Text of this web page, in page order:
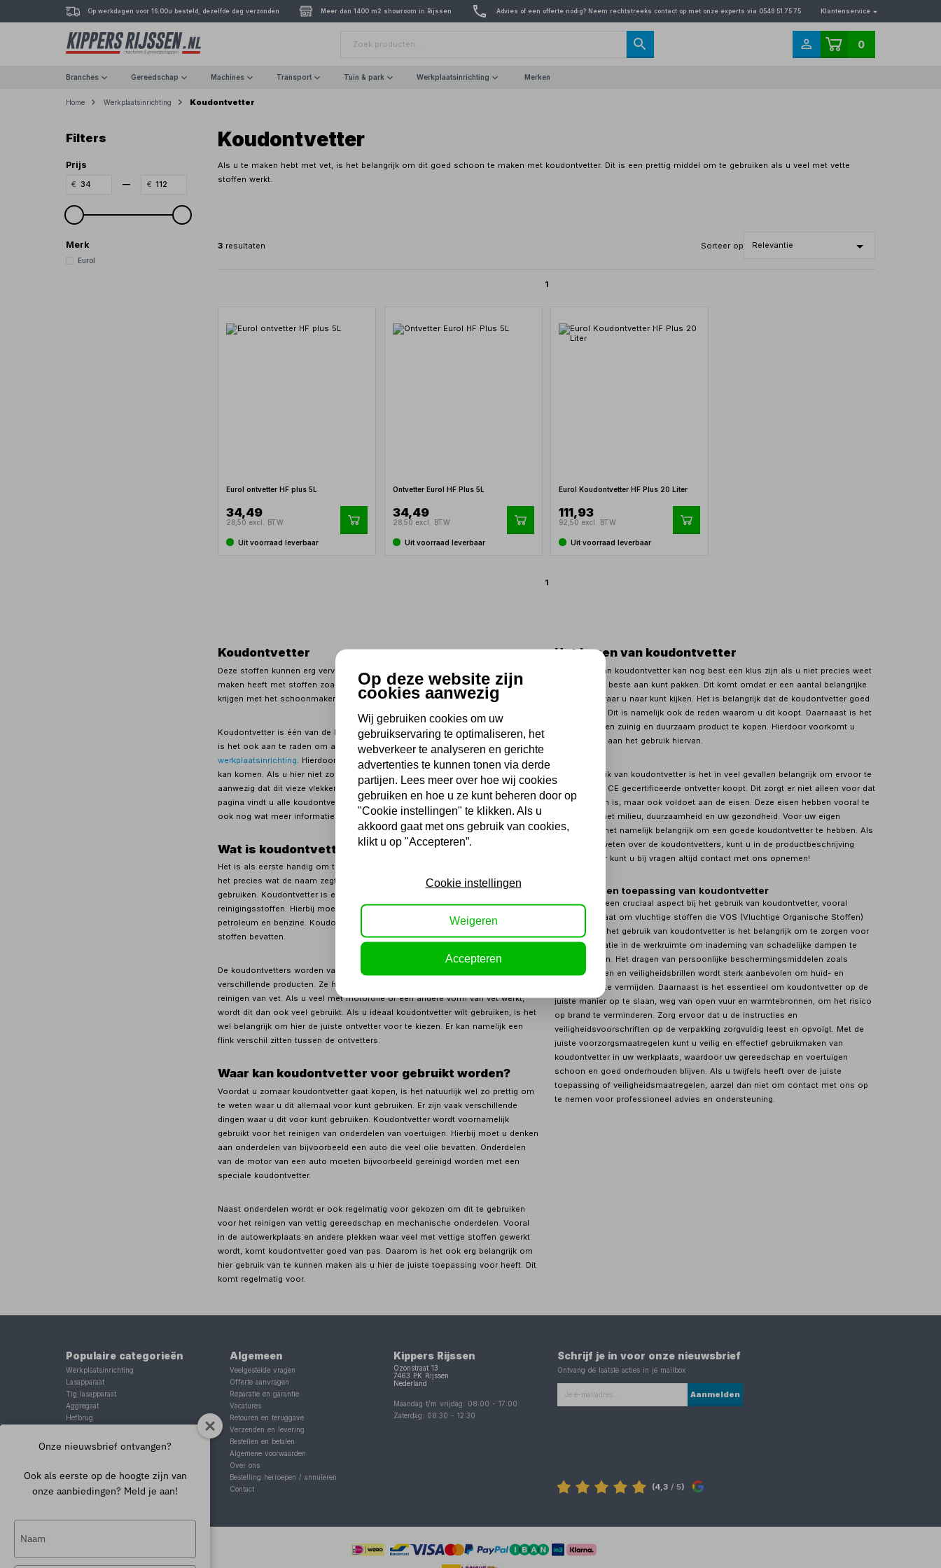
Op werkdagen voor 16.00u besteld, dezelfde dag verzonden Meer dan 1400 m2 showroom in Rijssen Advies of een offerte nodig? Neem rechtstreeks contact op met onze experts via 0548 51 75 75 Klantenservice
0
Branches Gereedschap Machines Transport Tuin & park Werkplaatsinrichting Merken
Home Werkplaatsinrichting Koudontvetter
Filters
Prijs
—
Merk
Eurol
Koudontvetter
Als u te maken hebt met vet, is het belangrijk om dit goed schoon te maken met koudontvetter. Dit is een prettig middel om te gebruiken als u veel met vette
stoffen werkt.
3 resultaten
1
Sorteer op
Eurol ontvetter HF plus 5L
34,49
28,50 excl. BTW
Uit voorraad leverbaar
Ontvetter Eurol HF Plus 5L
34,49
28,50 excl. BTW
Uit voorraad leverbaar
Eurol Koudontvetter HF Plus 20 Liter
111,93
92,50 excl. BTW
Uit voorraad leverbaar
1
Koudontvetter
Deze stoffen kunnen erg vervelend zijn om schoon te krijgen. Vooral als u te
maken heeft met stoffen zoals olie, is de kans groot dat u problemen kunt
krijgen met het schoonmaken van deze stoffen.
Koudontvetter is één van de beste manieren om van vet af te komen. Daarom
is het ook aan te raden om altijd koudontvetter te hebben in uw
werkplaatsinrichting . Hierdoor weet u zeker dat u altijd van de olie en het vet af
kan komen. Als u hier niet zo snel mogelijk vanaf komt, is de kans namelijk
aanwezig dat dit vieze vlekken worden die lastig te verwijderen zijn. Op deze
pagina vindt u alle koudontvetter die bij te bieden hebben. Verder vindt u hier
ook nog wat meer informatie over koudontvetter.
Wat is koudontvetter?
Het is als eerste handig om te weten wat koudontvetter precies is. Eigenlijk is
het precies wat de naam zegt. Het is namelijk een ontvetter die u koud kunt
gebruiken. Koudontvetter is eigenlijk een verzamelnaam voor vluchtige
reinigingsstoffen. Hierbij moet u denken aan stoffen zoals wasbenzine,
petroleum en benzine. Koudontvetters zijn stoffen die vluchtig zijn en VOS
stoffen bevatten.
De koudontvetters worden vaak gebruikt voor het schoonmaken van
verschillende producten. Ze hebben deze naam omdat ze erg goed zijn in het
reinigen van vet. Als u veel met motorolie of een andere vorm van vet werkt,
wordt dit dan ook veel gebruikt. Als u ideaal koudontvetter wilt gebruiken, is het
wel belangrijk om hier de juiste ontvetter voor te kiezen. Er kan namelijk een
flink verschil zitten tussen de ontvetters.
Waar kan koudontvetter voor gebruikt worden?
Voordat u zomaar koudontvetter gaat kopen, is het natuurlijk wel zo prettig om
te weten waar u dit allemaal voor kunt gebruiken. Er zijn vaak verschillende
dingen waar u dit voor kunt gebruiken. Koudontvetter wordt voornamelijk
gebruikt voor het reinigen van onderdelen van voertuigen. Hierbij moet u denken
aan onderdelen van bijvoorbeeld een auto die veel olie bevatten. Onderdelen
van de motor van een auto moeten bijvoorbeeld gereinigd worden met een
speciale koudontvetter.
Naast onderdelen wordt er ook regelmatig voor gekozen om dit te gebruiken
voor het reinigen van vettig gereedschap en mechanische onderdelen. Vooral
in de autowerkplaats en andere plekken waar veel met vettige stoffen gewerkt
wordt, komt koudontvetter goed van pas. Daarom is het ook erg belangrijk om
hier gebruik van te kunnen maken als u hier de juiste toepassing voor heeft. Dit
komt regelmatig voor.
Het kopen van koudontvetter
Het kopen van koudontvetter kan nog best een klus zijn als u niet precies weet
hoe u dit het beste aan kunt pakken. Dit komt omdat er een aantal belangrijke
dingen zijn waar u naar kunt kijken. Het is belangrijk dat de koudontvetter goed
kan reinigen. Dit is namelijk ook de reden waarom u dit koopt. Daarnaast is het
handig om een zuinig en duurzaam product te kopen. Hierdoor voorkomt u
hoge kosten aan het gebruik hiervan.
Bij het gebruik van koudontvetter is het in veel gevallen belangrijk om ervoor te
zorgen dat u CE gecertificeerde ontvetter koopt. Dit zorgt er niet alleen voor dat
het duurzaam is, maar ook voldoet aan de eisen. Deze eisen hebben vooral te
maken met het milieu, duurzaamheid en uw gezondheid. Voor uw eigen
veiligheid is het namelijk belangrijk om een goede koudontvetter te hebben. Als
u meer wilt weten over de koudontvetters, kunt u in de productbeschrijving
kijken. Verder kunt u bij vragen altijd contact met ons opnemen!
Veiligheid en toepassing van koudontvetter
Veiligheid is een cruciaal aspect bij het gebruik van koudontvetter, vooral
omdat het gaat om vluchtige stoffen die VOS (Vluchtige Organische Stoffen)
bevatten. Bij het gebruik van koudontvetter is het belangrijk om te zorgen voor
goede ventilatie in de werkruimte om inademing van schadelijke dampen te
minimaliseren. Het dragen van persoonlijke beschermingsmiddelen zoals
handschoenen en veiligheidsbrillen wordt sterk aanbevolen om huid- en
oogcontact te vermijden. Daarnaast is het essentieel om koudontvetter op de
juiste manier op te slaan, weg van open vuur en warmtebronnen, om het risico
op brand te verminderen. Zorg ervoor dat u de instructies en
veiligheidsvoorschriften op de verpakking zorgvuldig leest en opvolgt. Met de
juiste voorzorgsmaatregelen kunt u veilig en effectief gebruikmaken van
koudontvetter in uw werkplaats, waardoor uw gereedschap en voertuigen
schoon en goed onderhouden blijven. Als u twijfels heeft over de juiste
toepassing of veiligheidsmaatregelen, aarzel dan niet om contact met ons op
te nemen voor professioneel advies en ondersteuning.
Populaire categorieën
Werkplaatsinrichting
Lasapparaat
Tig lasapparaat
Aggregaat
Hefbrug
Schaarlift
Algemeen
Veelgestelde vragen
Offerte aanvragen
Reparatie en garantie
Vacatures
Retouren en teruggave
Verzenden en levering
Bestellen en betalen
Algemene voorwaarden
Over ons
Bestelling herroepen / annuleren
Contact
Kippers Rijssen
Ozonstraat 13
7463 PK
Rijssen
Nederland
Maandag t/m vrijdag: 08:00 -17:00
Zaterdag: 08:30 -12:30
Schrijf je in voor onze nieuwsbrief
Ontvang de laatste acties in je mailbox
Aanmelden
(4,3 / 5)
Onze nieuwsbrief ontvangen?
Ook als eerste op de hoogte zijn van
onze aanbiedingen? Meld je aan!
naam
Op deze website zijn
cookies aanwezig
Wij gebruiken cookies om uw
gebruikservaring te optimaliseren, het
webverkeer te analyseren en gerichte
advertenties te kunnen tonen via derde
partijen. Lees meer over hoe wij cookies
gebruiken en hoe u ze kunt beheren door op
"Cookie instellingen" te klikken. Als u
akkoord gaat met ons gebruik van cookies,
klikt u op "Accepteren”.
Cookie instellingen
Weigeren
Accepteren